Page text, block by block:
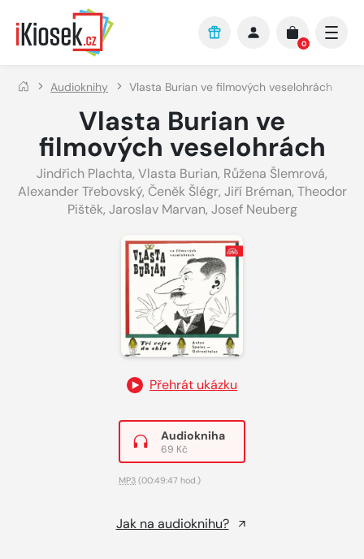
Přejít na hlavní obsah
0
Audioknihy Vlasta Burian ve filmových veselohrách
Vlasta Burian ve
filmových veselohrách
Jindřich Plachta, Vlasta Burian, Růžena Šlemrová,
Alexander Třebovský, Čeněk Šlégr, Jiří Bréman, Theodor
Pištěk, Jaroslav Marvan, Josef Neuberg
Přehrát ukázku
Audiokniha
69 Kč
MP3 (00:49:47 hod.)
Jak na audioknihu?